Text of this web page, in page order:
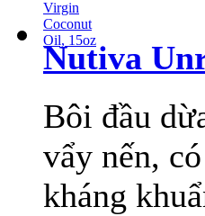
Nutiva
Bôi đầu
vẩy nến,
kháng